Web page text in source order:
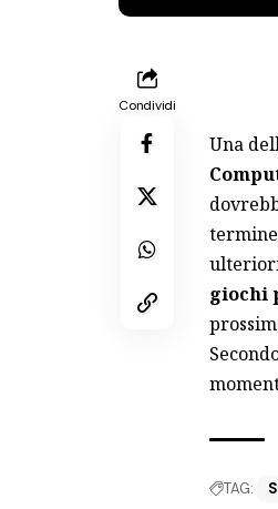
Condividi
Una
giochi
TAG: